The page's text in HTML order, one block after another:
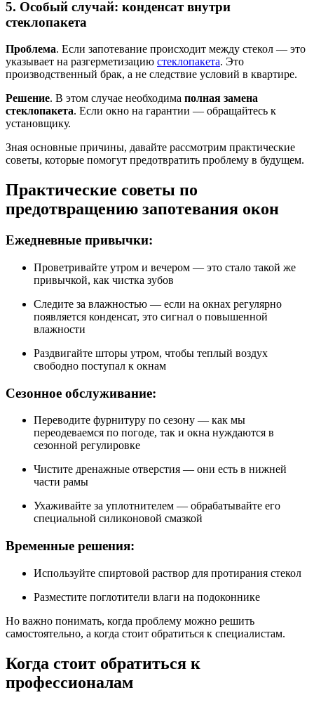
5. Особый случай: конденсат внутри
стеклопакета
Проблема. Если запотевание происходит между стекол — это
указывает на разгерметизацию стеклопакета. Это
производственный брак, а не следствие условий в квартире.
Решение. В этом случае необходима полная замена
стеклопакета. Если окно на гарантии — обращайтесь к
установщику.
Зная основные причины, давайте рассмотрим практические
советы, которые помогут предотвратить проблему в будущем.
Практические советы по
предотвращению запотевания окон
Ежедневные привычки:
Проветривайте утром и вечером — это стало такой же
привычкой, как чистка зубов
Следите за влажностью — если на окнах регулярно
появляется конденсат, это сигнал о повышенной
влажности
Раздвигайте шторы утром, чтобы теплый воздух
свободно поступал к окнам
Сезонное обслуживание:
Переводите фурнитуру по сезону — как мы
переодеваемся по погоде, так и окна нуждаются в
сезонной регулировке
Чистите дренажные отверстия — они есть в нижней
части рамы
Ухаживайте за уплотнителем — обрабатывайте его
специальной силиконовой смазкой
Временные решения:
Используйте спиртовой раствор для протирания стекол
Разместите поглотители влаги на подоконнике
Но важно понимать, когда проблему можно решить
самостоятельно, а когда стоит обратиться к специалистам.
Когда стоит обратиться к
профессионалам